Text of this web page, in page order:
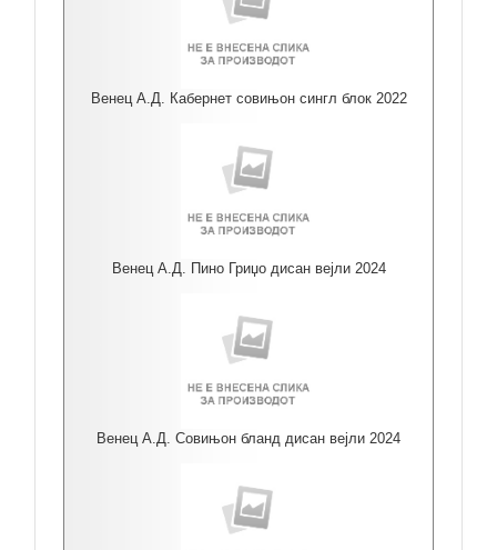
Венец А.Д. Кабернет совињон сингл блок 2022
Венец А.Д. Пино Гриџо дисан вејли 2024
Венец А.Д. Совињон бланд дисан вејли 2024